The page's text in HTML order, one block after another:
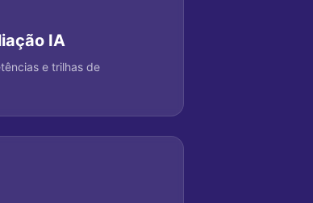
IA
e trilhas de